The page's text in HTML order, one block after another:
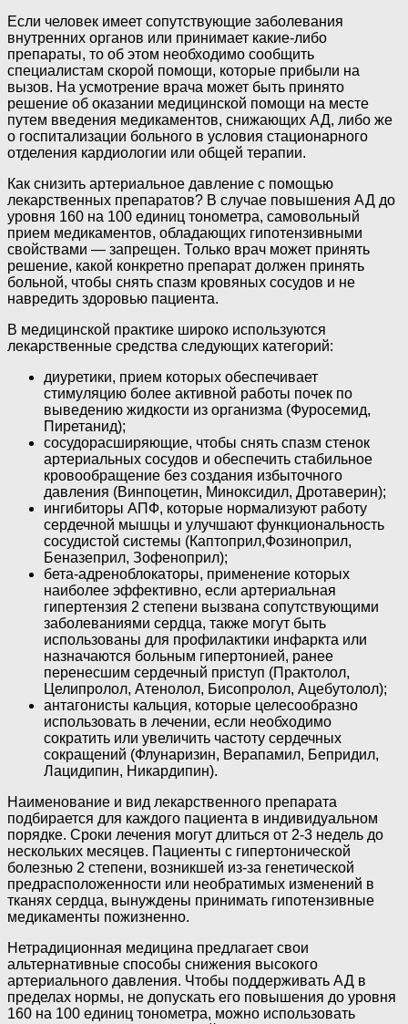
Если человек имеет сопутствующие заболевания
внутренних органов или принимает какие-либо
препараты, то об этом необходимо сообщить
специалистам скорой помощи, которые прибыли на
вызов. На усмотрение врача может быть принято
решение об оказании медицинской помощи на месте
путем введения медикаментов, снижающих АД, либо же
о госпитализации больного в условия стационарного
отделения кардиологии или общей терапии.
Как снизить артериальное давление с помощью
лекарственных препаратов? В случае повышения АД до
уровня 160 на 100 единиц тонометра, самовольный
прием медикаментов, обладающих гипотензивными
свойствами — запрещен. Только врач может принять
решение, какой конкретно препарат должен принять
больной, чтобы снять спазм кровяных сосудов и не
навредить здоровью пациента.
В медицинской практике широко используются
лекарственные средства следующих категорий:
диуретики, прием которых обеспечивает
стимуляцию более активной работы почек по
выведению жидкости из организма (Фуросемид,
Пиретанид);
сосудорасширяющие, чтобы снять спазм стенок
артериальных сосудов и обеспечить стабильное
кровообращение без создания избыточного
давления (Винпоцетин, Миноксидил, Дротаверин);
ингибиторы АПФ, которые нормализуют работу
сердечной мышцы и улучшают функциональность
сосудистой системы (Каптоприл,Фозиноприл,
Беназеприл, Зофеноприл);
бета-адреноблокаторы, применение которых
наиболее эффективно, если артериальная
гипертензия 2 степени вызвана сопутствующими
заболеваниями сердца, также могут быть
использованы для профилактики инфаркта или
назначаются больным гипертонией, ранее
перенесшим сердечный приступ (Практолол,
Целипролол, Атенолол, Бисопролол, Ацебутолол);
антагонисты кальция, которые целесообразно
использовать в лечении, если необходимо
сократить или увеличить частоту сердечных
сокращений (Флунаризин, Верапамил, Бепридил,
Лацидипин, Никардипин).
Наименование и вид лекарственного препарата
подбирается для каждого пациента в индивидуальном
порядке. Сроки лечения могут длиться от 2-3 недель до
нескольких месяцев. Пациенты с гипертонической
болезнью 2 степени, возникшей из-за генетической
предрасположенности или необратимых изменений в
тканях сердца, вынуждены принимать гипотензивные
медикаменты пожизненно.
Нетрадиционная медицина предлагает свои
альтернативные способы снижения высокого
артериального давления. Чтобы поддерживать АД в
пределах нормы, не допускать его повышения до уровня
160 на 100 единиц тонометра, можно использовать